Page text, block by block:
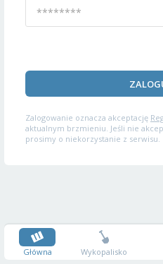
Zalogowanie oznacza akceptację
aktualnym brzmieniu. Jeśli nie
prosimy o niekorzystanie z serwisu.
Główna Wykopalisko